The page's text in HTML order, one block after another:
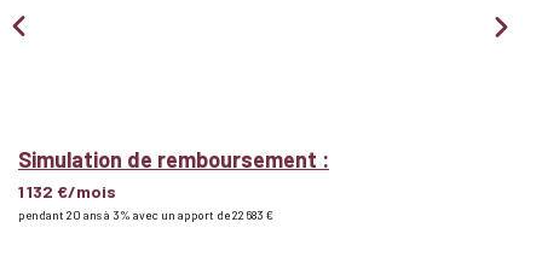
Espace Bailleur
Simulation de remboursement :
1 132 €/mois
pendant 20 ans à 3% avec un apport de 22 683 €